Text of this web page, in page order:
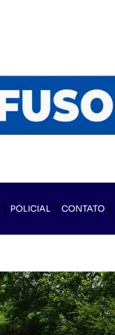
POLICIAL CONTATO